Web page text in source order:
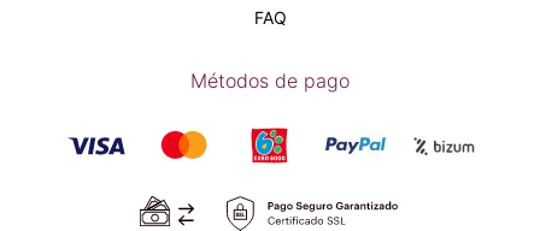
FAQ
Métodos de pago